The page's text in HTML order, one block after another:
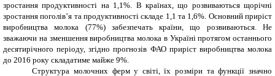
зростання продуктивності на 1,1%. В країнах, що розвиваються щорічні
зростання поголів’я та продуктивності складе 1,1 та 1,6%. Основний приріст
виробництва молока (77%) забезпечать країни, що розвиваються. Не
зважаючи на зменшення виробництва молока в Україні протягом останнього
десятирічного періоду, згідно прогнозів ФАО приріст виробництва молока
до 2016 року складатиме майже 9%.
Структура молочних ферм у світі, їх розміри та функції значно